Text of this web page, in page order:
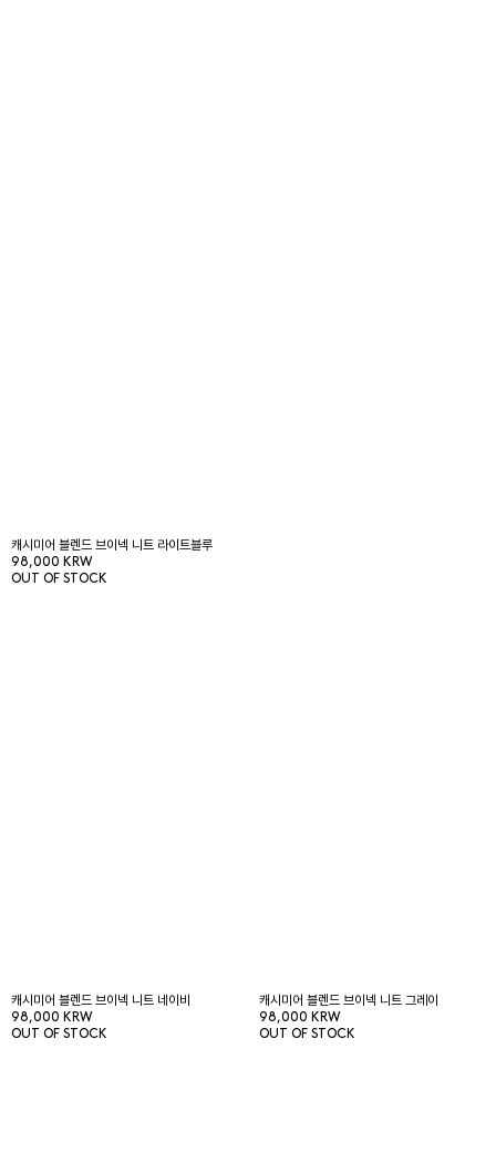
캐시미어 블렌드 브이넥 니트 라이트블루
98,000 KRW
OUT OF STOCK
캐시미어 블렌드 브이넥 니트 네이비
98,000 KRW
OUT OF STOCK
캐시미어 블렌드 브이넥 니트 그레이
98,000 KRW
OUT OF STOCK